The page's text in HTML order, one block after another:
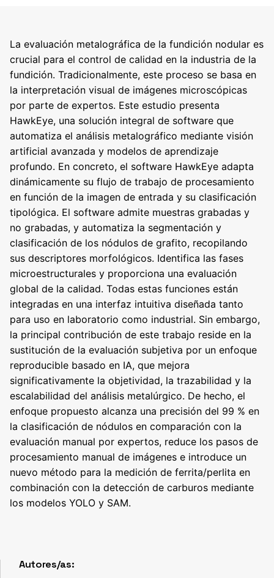
La evaluación metalográfica de la fundición nodular es
crucial para el control de calidad en la industria de la
fundición. Tradicionalmente, este proceso se basa en
la interpretación visual de imágenes microscópicas
por parte de expertos. Este estudio presenta
HawkEye, una solución integral de software que
automatiza el análisis metalográfico mediante visión
artificial avanzada y modelos de aprendizaje
profundo. En concreto, el software HawkEye adapta
dinámicamente su flujo de trabajo de procesamiento
en función de la imagen de entrada y su clasificación
tipológica. El software admite muestras grabadas y
no grabadas, y automatiza la segmentación y
clasificación de los nódulos de grafito, recopilando
sus descriptores morfológicos. Identifica las fases
microestructurales y proporciona una evaluación
global de la calidad. Todas estas funciones están
integradas en una interfaz intuitiva diseñada tanto
para uso en laboratorio como industrial. Sin embargo,
la principal contribución de este trabajo reside en la
sustitución de la evaluación subjetiva por un enfoque
reproducible basado en IA, que mejora
significativamente la objetividad, la trazabilidad y la
escalabilidad del análisis metalúrgico. De hecho, el
enfoque propuesto alcanza una precisión del 99 % en
la clasificación de nódulos en comparación con la
evaluación manual por expertos, reduce los pasos de
procesamiento manual de imágenes e introduce un
nuevo método para la medición de ferrita/perlita en
combinación con la detección de carburos mediante
los modelos YOLO y SAM.
Autores/as: